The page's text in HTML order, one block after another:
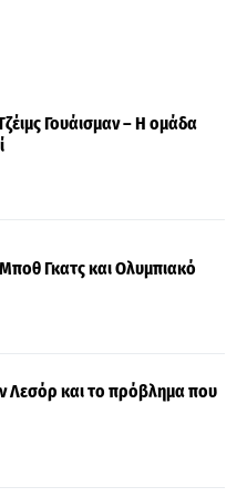
Γουάισμαν – Η ομάδα
Γκατς και Ολυμπιακό
Λεσόρ και το πρόβλημα που